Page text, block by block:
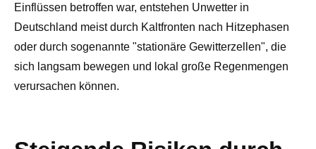
Einflüssen betroffen war, entstehen Unwetter in
Deutschland meist durch Kaltfronten nach Hitzephasen
oder durch sogenannte "stationäre Gewitterzellen", die
sich langsam bewegen und lokal große Regenmengen
verursachen können.